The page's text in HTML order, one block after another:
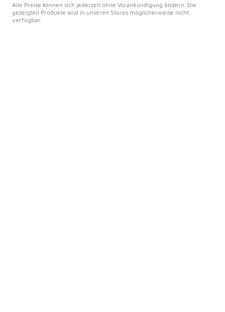
Alle Preise können sich jederzeit ohne Vorankündigung ändern. Die
gezeigten Produkte sind in unseren Stores möglicherweise nicht
verfügbar.